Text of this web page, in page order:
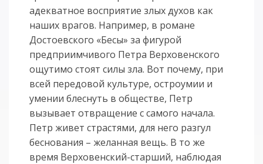
адекватное восприятие злых духов как
наших врагов. Например, в романе
Достоевского «Бесы» за фигурой
предприимчивого Петра Верховенского
ощутимо стоят силы зла. Вот почему, при
всей передовой культуре, остроумии и
умении блеснуть в обществе, Петр
вызывает отвращение с самого начала.
Петр живет страстями, для него разгул
беснования – желанная вещь. В то же
время Верховенский-старший, наблюдая